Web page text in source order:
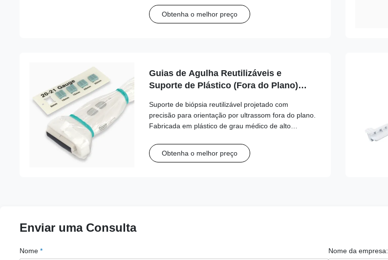
calibres.
Obtenha o melhor preço
Guias de Agulha Reutilizáveis e
Suporte de Plástico (Fora do Plano)
Fujifilm/Sonosite, GE, Mindray, Philips,
Samsung, Siemens, SonoScape, Vinno
Suporte de biópsia reutilizável projetado com
precisão para orientação por ultrassom fora do plano.
Fabricada em plástico de grau médico de alto
transdutor e alinhamento confiável do caminho da
agulha.
Obtenha o melhor preço
Enviar uma Consulta
Nome * Nome da empresa: